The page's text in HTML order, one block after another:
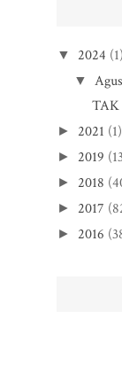
▼ 2024 (1)
▼
► 2021 (1)
► 2019
► 2018
► 2017
► 2016